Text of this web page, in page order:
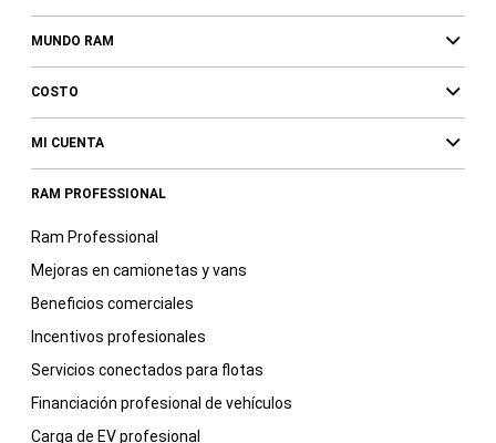
MUNDO RAM
COSTO
MI CUENTA
RAM PROFESSIONAL
Ram Professional
Mejoras en camionetas y vans
Beneficios comerciales
Incentivos profesionales
Servicios conectados para flotas
Financiación profesional de vehículos
Carga de EV profesional